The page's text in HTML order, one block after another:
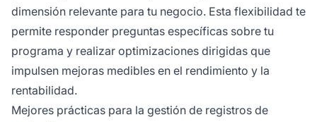
dimensión relevante para tu negocio. Esta flexibilidad te
permite responder preguntas específicas sobre tu
programa y realizar optimizaciones dirigidas que
impulsen mejoras medibles en el rendimiento y la
rentabilidad.
Mejores prácticas para la gestión de registros de